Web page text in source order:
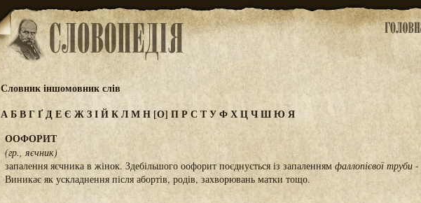
Словник іншомовник слів
АБВГҐДЕЄ ЖЗІЙКЛМН[О] ПРС ТУФХЦЧШЮ Я
ООФОРИТ
(гр., яєчник)
запалення яєчника в жінок. Здебільшого оофорит поєднується із запаленнямфаллопієвої труби -
Виникає як ускладнення після абортів, родів, захворювань матки тощо.